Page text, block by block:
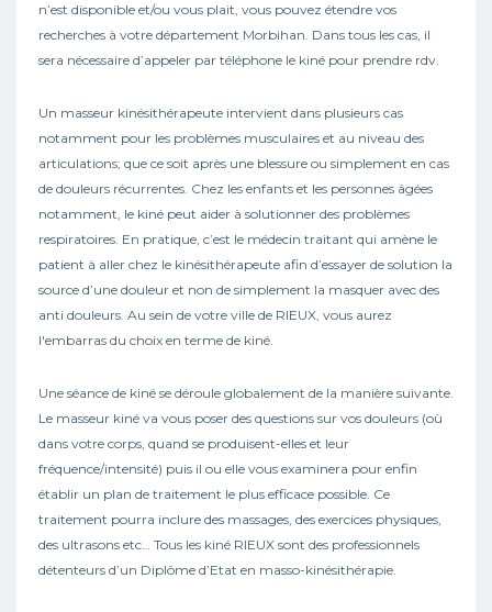
n’est disponible et/ou vous plait, vous pouvez étendre vos
recherches à votre département Morbihan. Dans tous les cas, il
sera nécessaire d’appeler par téléphone le kiné pour prendre rdv.
Un masseur kinésithérapeute intervient dans plusieurs cas
notamment pour les problèmes musculaires et au niveau des
articulations; que ce soit après une blessure ou simplement en cas
de douleurs récurrentes. Chez les enfants et les personnes âgées
notamment, le kiné peut aider à solutionner des problèmes
respiratoires. En pratique, c’est le médecin traitant qui amène le
patient à aller chez le kinésithérapeute afin d’essayer de solution la
source d’une douleur et non de simplement la masquer avec des
anti douleurs. Au sein de votre ville de RIEUX, vous aurez
l'embarras du choix en terme de kiné.
Une séance de kiné se déroule globalement de la manière suivante.
Le masseur kiné va vous poser des questions sur vos douleurs (où
dans votre corps, quand se produisent-elles et leur
fréquence/intensité) puis il ou elle vous examinera pour enfin
établir un plan de traitement le plus efficace possible. Ce
traitement pourra inclure des massages, des exercices physiques,
des ultrasons etc… Tous les kiné RIEUX sont des professionnels
détenteurs d’un Diplôme d’Etat en masso-kinésithérapie.